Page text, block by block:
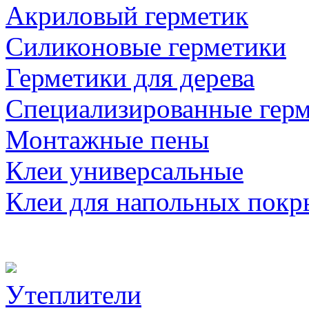
Акриловый герметик
Силиконовые герметики
Герметики для дерева
Специализированные
Монтажные пены
Клеи универсальные
Клеи для напольных
Утеплители